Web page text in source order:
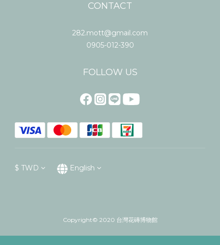
CONTACT
282.mott@gmail.com
0905-012-390
FOLLOW US
$ TWD English
Copyright© 2020 台灣花磚博物館